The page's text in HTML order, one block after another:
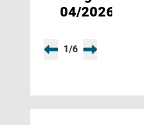
04/2026
1/6